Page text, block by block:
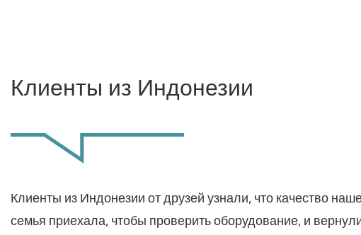
Клиенты из Индонезии
Клиенты из Индонезии от друзей узнали, что качество
семья приехала, чтобы проверить оборудование, и